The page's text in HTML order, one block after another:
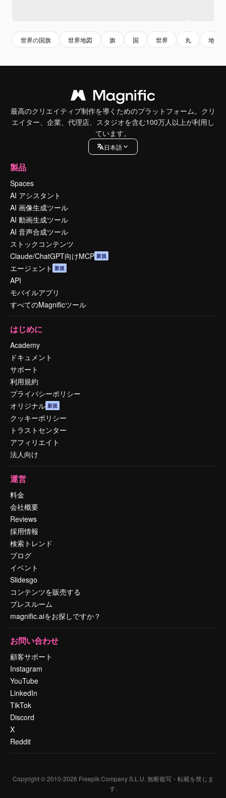
世界の国旗 世界地図 旗 国 世界 丸 地図
最高のクリエイティブ制作を導くためのプラットフォーム。クリ
エイター、企業、代理店、スタジオを含む100万人以上が利用し
ています。
日本語
製品
Spaces
AI アシスタント
AI 画像生成ツール
AI 動画生成ツール
AI 音声合成ツール
ストックコンテンツ
Claude/ChatGPT向けMCP 新規
エージェント 新規
API
モバイルアプリ
すべてのMagnificツール
はじめに
Academy
ドキュメント
サポート
利用規約
プライバシーポリシー
オリジナル 新規
クッキーポリシー
トラストセンター
アフィリエイト
法人向け
運営
料金
会社概要
Reviews
採用情報
検索トレンド
ブログ
イベント
Slidesgo
コンテンツを販売する
プレスルーム
magnific.aiをお探しですか？
お問い合わせ
顧客サポート
Instagram
YouTube
LinkedIn
TikTok
Discord
X
Reddit
Copyright © 2010-2026 Freepik Company S.L.U. 無断複写・転載を禁じま
す.